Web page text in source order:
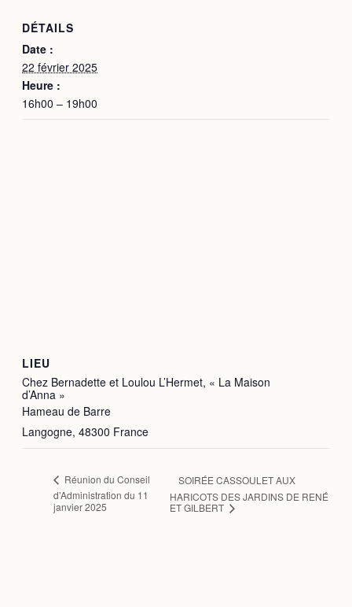
DÉTAILS
Date :
22 février 2025
Heure :
16h00 – 19h00
LIEU
Chez Bernadette et Loulou L’Hermet, « La Maison
d’Anna »
Hameau de Barre
Langogne, 48300 France
Réunion du Conseil
d’Administration du 11
janvier 2025
SOIRÉE CASSOULET AUX
HARICOTS DES JARDINS DE RENÉ
ET GILBERT